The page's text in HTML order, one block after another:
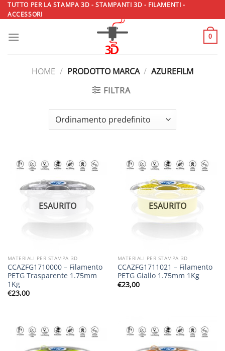
Salta
ai
TUTTO PER LA STAMPA 3D - STAMPANTI 3D - FILAMENTI -
ACCESSORI
0
HOME / PRODOTTO MARCA / AZUREFILM
FILTRA
ESAURITO
MATERIALI PER STAMPA 3D
CCAZFG1710000 – Filamento
PETG Trasparente 1.75mm
1Kg
€23,00
ESAURITO
MATERIALI PER STAMPA 3D
CCAZFG1711021 – Filamento
PETG Giallo 1.75mm 1Kg
€23,00